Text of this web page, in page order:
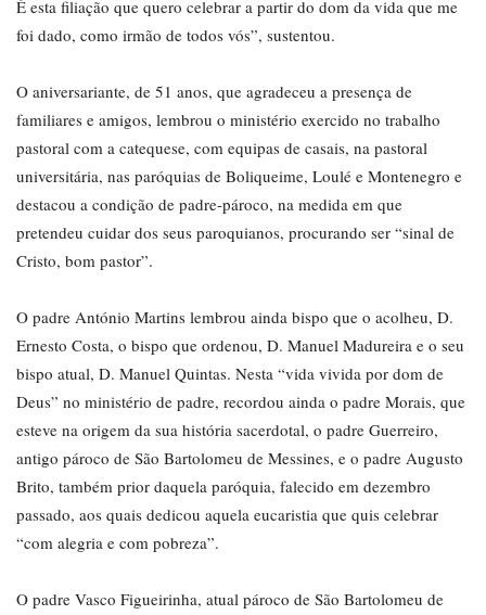
É esta filiação que quero celebrar a partir do dom da vida que me
foi dado, como irmão de todos vós”, sustentou.
O aniversariante, de 51 anos, que agradeceu a presença de
familiares e amigos, lembrou o ministério exercido no trabalho
pastoral com a catequese, com equipas de casais, na pastoral
universitária, nas paróquias de Boliqueime, Loulé e Montenegro e
destacou a condição de padre-pároco, na medida em que
pretendeu cuidar dos seus paroquianos, procurando ser “sinal de
Cristo, bom pastor”.
O padre António Martins lembrou ainda bispo que o acolheu, D.
Ernesto Costa, o bispo que ordenou, D. Manuel Madureira e o seu
bispo atual, D. Manuel Quintas. Nesta “vida vivida por dom de
Deus” no ministério de padre, recordou ainda o padre Morais, que
esteve na origem da sua história sacerdotal, o padre Guerreiro,
antigo pároco de São Bartolomeu de Messines, e o padre Augusto
Brito, também prior daquela paróquia, falecido em dezembro
passado, aos quais dedicou aquela eucaristia que quis celebrar
“com alegria e com pobreza”.
O padre Vasco Figueirinha, atual pároco de São Bartolomeu de